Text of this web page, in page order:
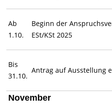
Ab
1.10.
Beginn der
ESt/KSt 2025
Bis
31.10.
Antrag auf Ausstellung
November